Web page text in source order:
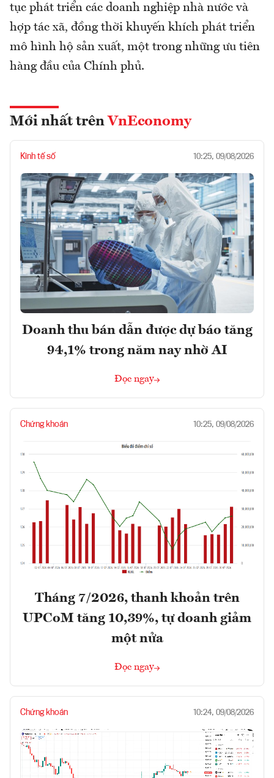
tục phát triển các doanh nghiệp nhà nước và
hợp tác xã, đồng thời khuyến khích phát triển
mô hình hộ sản xuất, một trong những ưu tiên
hàng đầu của Chính phủ.
Mới nhất trên VnEconomy
Kinh tế số 10:25, 09/08/2026
Doanh thu bán dẫn được dự báo tăng
94,1% trong năm nay nhờ AI
Đọc ngay
Chứng khoán 10:25, 09/08/2026
Tháng 7/2026, thanh khoản trên
UPCoM tăng 10,39%, tự doanh giảm
một nửa
Đọc ngay
Chứng khoán 10:24, 09/08/2026